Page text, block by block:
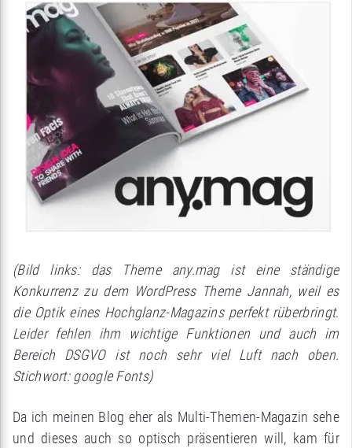
(Bild links: das Theme any.mag ist eine ständige
Konkurrenz zu dem WordPress Theme Jannah, weil es
die Optik eines Hochglanz-Magazins perfekt rüberbringt.
Leider fehlen ihm wichtige Funktionen und auch im
Bereich DSGVO ist noch sehr viel Luft nach oben.
Stichwort: google Fonts)
Da ich meinen Blog eher als Multi-Themen-Magazin sehe
und dieses auch so optisch präsentieren will, kam für